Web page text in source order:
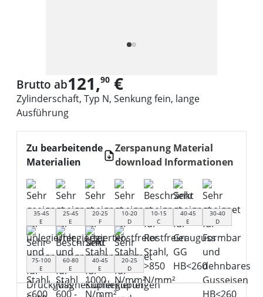
Brutto ab121,90 €
Zylinderschaft, Typ N, Senkung fein, lange
Ausführung
Zu bearbeitende
Materialien
Zerspanung Material
download Informationen
35-45
E
25-45
E
20-25
F
10-20
D
10-15
C
40-45
E
30-40
D
75-100
E
60-80
E
40-45
E
20-25
D